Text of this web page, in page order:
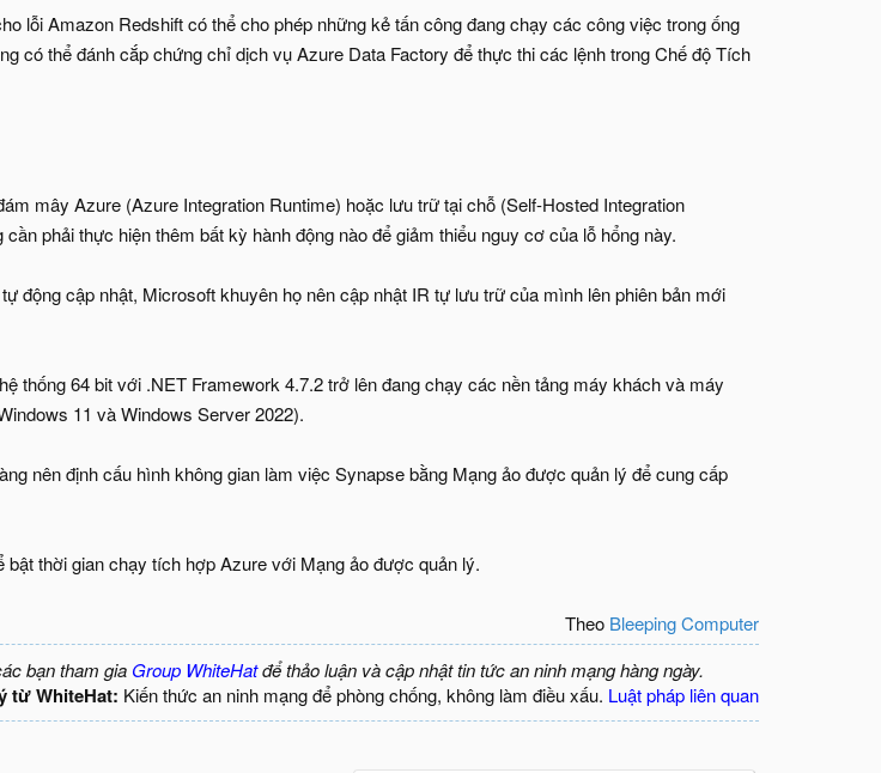
lỗi Amazon Redshift có thể cho phép những kẻ tấn công đang chạy các công việc trong ống
có thể đánh cắp chứng chỉ dịch vụ Azure Data Factory để thực thi các lệnh trong Chế độ Tích
mây Azure (Azure Integration Runtime) hoặc lưu trữ tại chỗ (Self-Hosted Integration
phải thực hiện thêm bất kỳ hành động nào để giảm thiểu nguy cơ của lỗ hổng này.
động cập nhật, Microsoft khuyên họ nên cập nhật IR tự lưu trữ của mình lên phiên bản mới
thống 64 bit với .NET Framework 4.7.2 trở lên đang chạy các nền tảng máy khách và máy
11 và Windows Server 2022).
nên định cấu hình không gian làm việc Synapse bằng Mạng ảo được quản lý để cung cấp
thời gian chạy tích hợp Azure với Mạng ảo được quản lý.
Theo Bleeping Computer
bạn tham gia Group WhiteHatđể thảo luận và cập nhật tin tức an ninh mạng hàng ngày.
từ WhiteHat: Kiến thức an ninh mạng để phòng chống, không làm điều xấu. Luật pháp liên quan